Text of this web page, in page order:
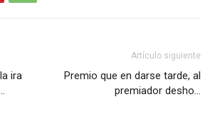
ira
Artículo siguiente
Premio que en darse tarde, al
premiador desho…